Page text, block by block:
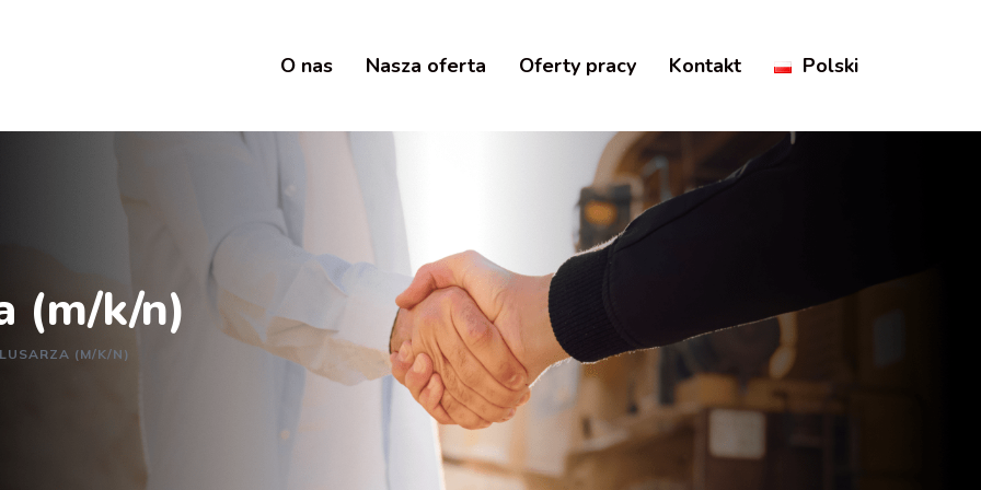
O nas Nasza oferta Oferty pracy Kontakt Polski
(m/k/n)
(M/K/N)